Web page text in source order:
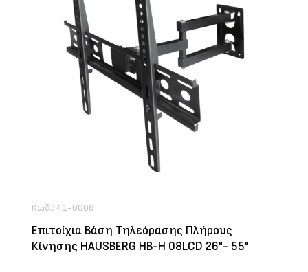
Κωδ.: 41-0008
Επιτοίχια Βάση Τηλεόρασης Πλήρους
Κίνησης HAUSBERG HB-H 08LCD 26"- 55"